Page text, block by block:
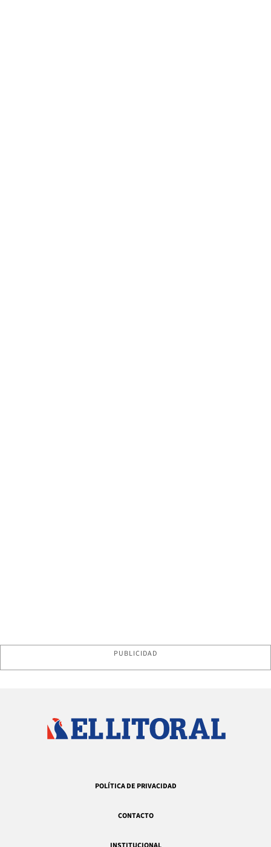
PUBLICIDAD
POLÍTICA DE PRIVACIDAD
CONTACTO